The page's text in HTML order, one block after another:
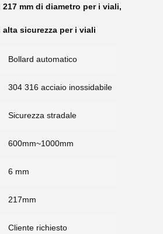
mm di diametro per i viali,
sicurezza per i viali
Bollard automatico
304 316 acciaio inossidabile
Sicurezza stradale
600mm~1000mm
6 mm
217mm
Cliente richiesto